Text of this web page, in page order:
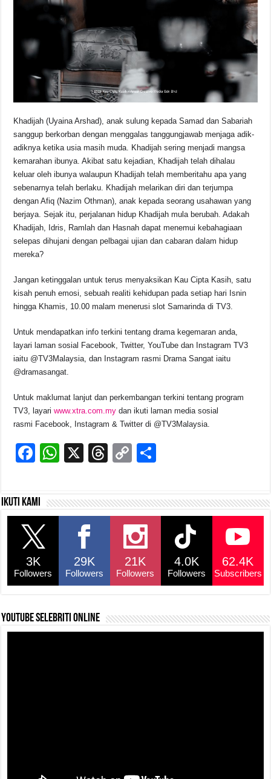
Khadijah (Uyaina Arshad), anak sulung kepada Samad dan Sabariah
sanggup berkorban dengan menggalas tanggungjawab menjaga adik-
adiknya ketika usia masih muda. Khadijah sering menjadi mangsa
kemarahan ibunya. Akibat satu kejadian, Khadijah telah dihalau
keluar oleh ibunya walaupun Khadijah telah memberitahu apa yang
sebenarnya telah berlaku. Khadijah melarikan diri dan terjumpa
dengan Afiq (Nazim Othman), anak kepada seorang usahawan yang
berjaya. Sejak itu, perjalanan hidup Khadijah mula berubah. Adakah
Khadijah, Idris, Ramlah dan Hasnah dapat menemui kebahagiaan
selepas dihujani dengan pelbagai ujian dan cabaran dalam hidup
mereka?
Jangan ketinggalan untuk terus menyaksikan Kau Cipta Kasih, satu
kisah penuh emosi, sebuah realiti kehidupan pada setiap hari Isnin
hingga Khamis, 10.00 malam menerusi slot Samarinda di TV3.
Untuk mendapatkan info terkini tentang drama kegemaran anda,
layari laman sosial Facebook, Twitter, YouTube dan Instagram TV3
iaitu @TV3Malaysia, dan Instagram rasmi Drama Sangat iaitu
@dramasangat.
Untuk maklumat lanjut dan perkembangan terkini tentang program
TV3, layari www.xtra.com.my dan ikuti laman media sosial
rasmi Facebook, Instagram & Twitter di @TV3Malaysia.
F
c
e
b
o
o
k
W
s
p
X
T
a
C
y
Li
n
k
e
Ikuti kami
3K
Followers
29K
Followers
21K
Followers
4.0K
Followers
62.4K
Subscribers
YouTube selebriti online